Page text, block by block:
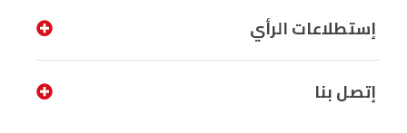
إستطلاعات الرأي
إتصل بنا